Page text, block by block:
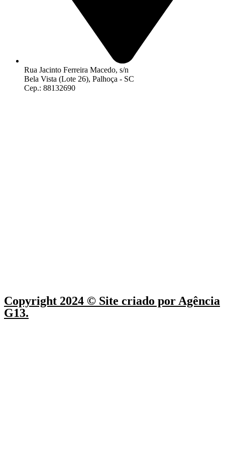
Rua Jacinto Ferreira Macedo, s/n
Bela Vista (Lote 26), Palhoça - SC
Cep.: 88132690
Copyright 2024 © Site criado por Agência
G13.